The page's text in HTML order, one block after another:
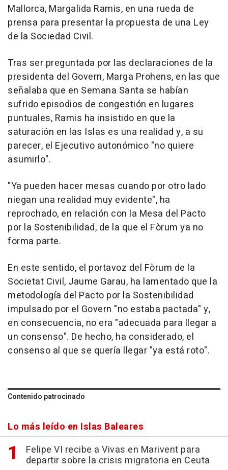
Mallorca, Margalida Ramis, en una rueda de
prensa para presentar la propuesta de una Ley
de la Sociedad Civil.
Tras ser preguntada por las declaraciones de la
presidenta del Govern, Marga Prohens, en las que
señalaba que en Semana Santa se habían
sufrido episodios de congestión en lugares
puntuales, Ramis ha insistido en que la
saturación en las Islas es una realidad y, a su
parecer, el Ejecutivo autonómico "no quiere
asumirlo".
"Ya pueden hacer mesas cuando por otro lado
niegan una realidad muy evidente", ha
reprochado, en relación con la Mesa del Pacto
por la Sostenibilidad, de la que el Fòrum ya no
forma parte.
En este sentido, el portavoz del Fòrum de la
Societat Civil, Jaume Garau, ha lamentado que la
metodología del Pacto por la Sostenibilidad
impulsado por el Govern "no estaba pactada" y,
en consecuencia, no era "adecuada para llegar a
un consenso". De hecho, ha considerado, el
consenso al que se quería llegar "ya está roto".
Contenido patrocinado
Lo más leído en Islas Baleares
Felipe VI recibe a Vivas en Marivent para
departir sobre la crisis migratoria en Ceuta